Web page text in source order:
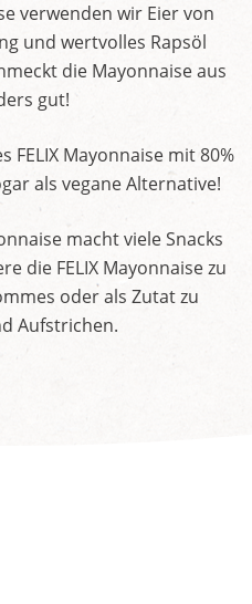
verwenden wir Eier von
und wertvolles Rapsöl
die Mayonnaise aus
gut!
FELIX Mayonnaise mit 80%
als vegane Alternative!
macht viele Snacks
die FELIX Mayonnaise zu
oder als Zutat zu
Aufstrichen.